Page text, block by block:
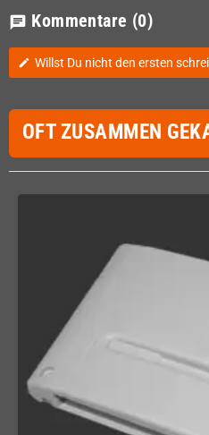
chat Kommentare (0)
edit Willst Du nicht den ersten
OFT ZUSAMMEN